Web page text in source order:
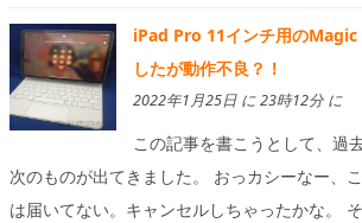
iPad Pro 11インチ用の
したが動作不良？！
2022年1月25日 に 23時12分 に
この記事を書こうとして、過
次のものが出てきました。 おっカシーなー、
は届いてない。キャンセルしちゃったかな。